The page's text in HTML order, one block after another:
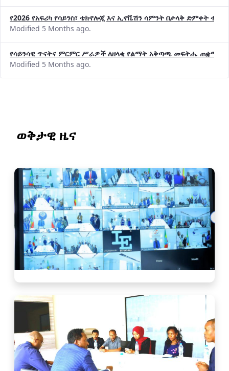
የ2026 የአፍሪካ የሳይንስ፣ ቴክኖሎጂ እና ኢኖቬሽን ሳምንት በታላቅ ድምቀት
Modified 5 Months ago.
የሳይንሳዊ ጥናትና ምርምር ሥራዎች ለዘላቂ የልማት አቅጣጫ መፍትሔ ጠቋሚ
Modified 5 Months ago.
ወቅታዊ ዜና